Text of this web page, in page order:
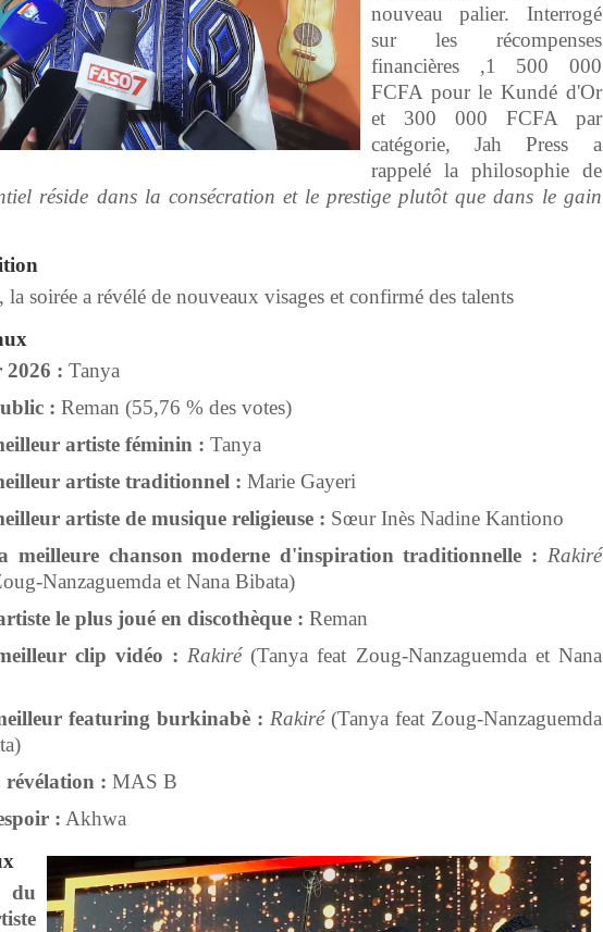
nouveau palier. Interrogé
sur les récompenses
financières ,1 500 000
FCFA pour le Kundé d'Or
et 300 000 FCFA par
catégorie, Jah Press a
rappelé la philosophie de
réside dans la consécration et le prestige plutôt que dans le gain
la soirée a révélé de nouveaux visages et confirmé des talents
2026 : Tanya
: Reman (55,76 % des votes)
artiste féminin : Tanya
artiste traditionnel : Marie Gayeri
artiste de musique religieuse : Sœur Inès Nadine Kantiono
meilleure chanson moderne d'inspiration traditionnelle : Rakiré
Nanzaguemda et Nana Bibata)
le plus joué en discothèque : Reman
clip vidéo : Rakiré(Tanya feat Zoug-Nanzaguemda et Nana
featuring burkinabè : Rakiré(Tanya feat Zoug-Nanzaguemda
révélation : MAS B
: Akhwa